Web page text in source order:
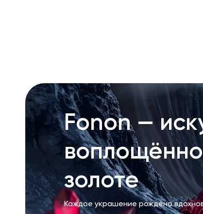
Fonon —
золоте
Каждое украшение рождено